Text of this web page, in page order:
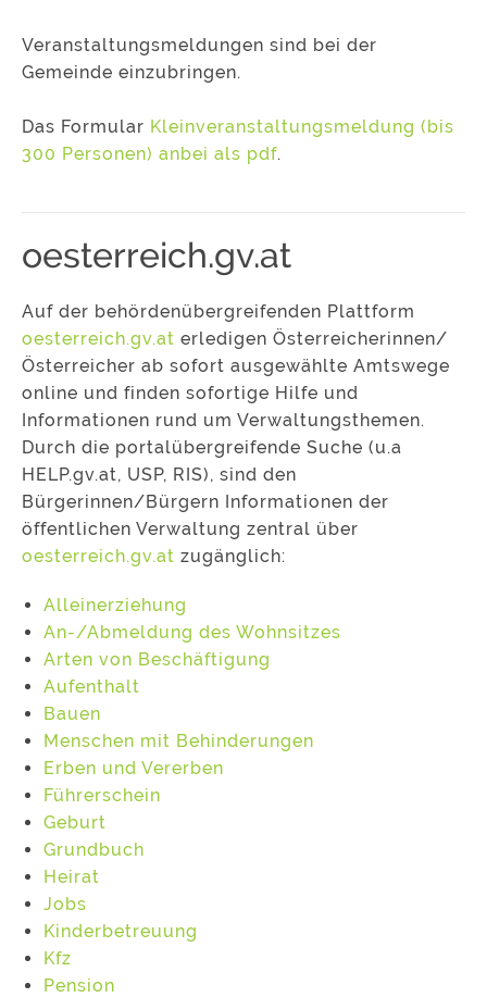
Veranstaltungsmeldungen sind bei der
Gemeinde einzubringen.
Das Formular Kleinveranstaltungsmeldung (bis
300 Personen) anbei als pdf.
oesterreich.gv.at
Auf der behördenübergreifenden Plattform
oesterreich.gv.at erledigen Österreicherinnen/
Österreicher ab sofort ausgewählte Amtswege
online und finden sofortige Hilfe und
Informationen rund um Verwaltungsthemen.
Durch die portalübergreifende Suche (u.a
HELP.gv.at, USP, RIS), sind den
Bürgerinnen/Bürgern Informationen der
öffentlichen Verwaltung zentral über
oesterreich.gv.at zugänglich:
Alleinerziehung
An-/Abmeldung des Wohnsitzes
Arten von Beschäftigung
Aufenthalt
Bauen
Menschen mit Behinderungen
Erben und Vererben
Führerschein
Geburt
Grundbuch
Heirat
Jobs
Kinderbetreuung
Kfz
Pension